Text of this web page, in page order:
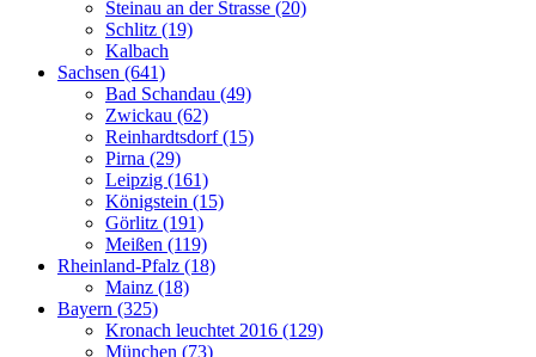
Steinau an der Strasse (20)
Schlitz (19)
Kalbach
Sachsen (641)
Bad Schandau (49)
Zwickau (62)
Reinhardtsdorf (15)
Pirna (29)
Leipzig (161)
Königstein (15)
Görlitz (191)
Meißen (119)
Rheinland-Pfalz (18)
Mainz (18)
Bayern (325)
Kronach leuchtet 2016 (129)
München (73)